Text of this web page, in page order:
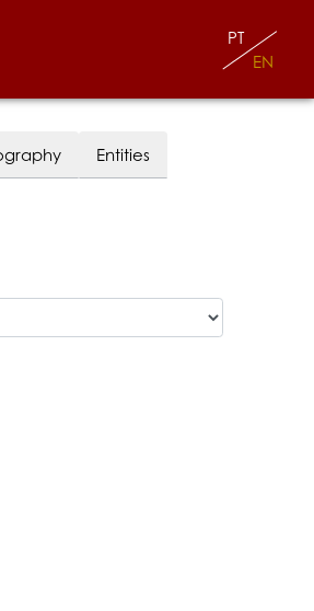
EN
PT
Entities